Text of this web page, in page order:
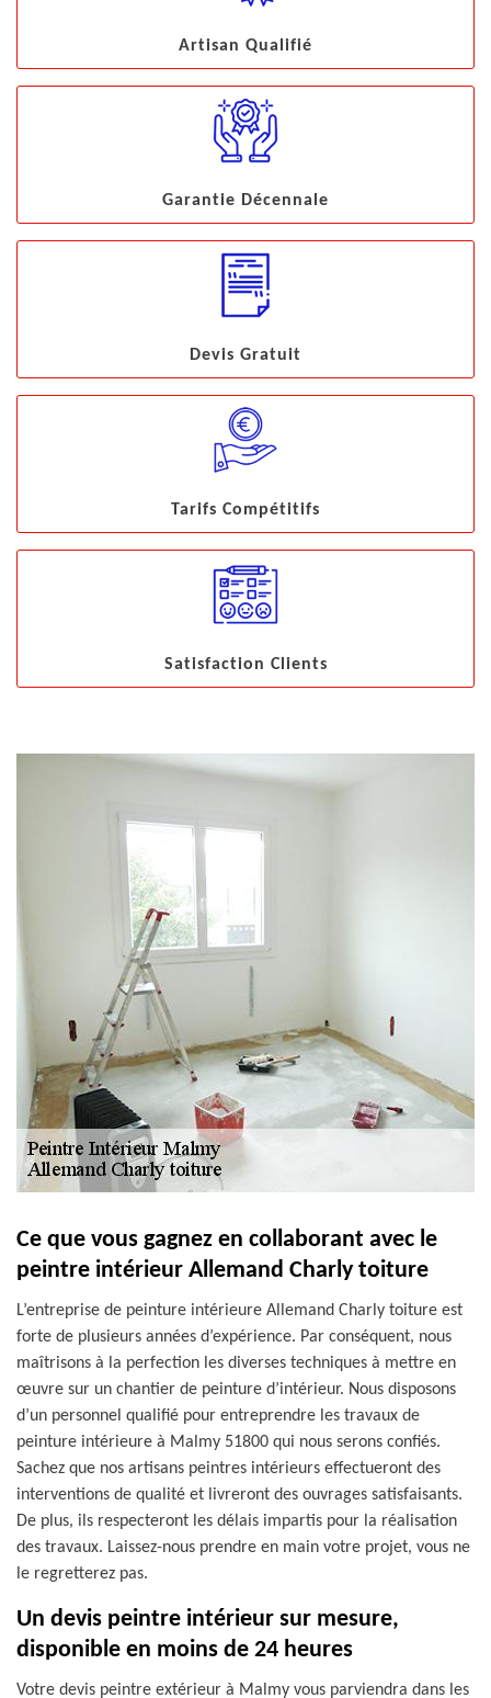
Artisan Qualifié
Garantie Décennale
Devis Gratuit
Tarifs Compétitifs
Satisfaction Clients
Ce que vous gagnez en collaborant avec le
peintre intérieur Allemand Charly toiture
L’entreprise de peinture intérieure Allemand Charly toiture est
forte de plusieurs années d’expérience. Par conséquent, nous
maîtrisons à la perfection les diverses techniques à mettre en
œuvre sur un chantier de peinture d’intérieur. Nous disposons
d’un personnel qualifié pour entreprendre les travaux de
peinture intérieure à Malmy 51800 qui nous serons confiés.
Sachez que nos artisans peintres intérieurs effectueront des
interventions de qualité et livreront des ouvrages satisfaisants.
De plus, ils respecteront les délais impartis pour la réalisation
des travaux. Laissez-nous prendre en main votre projet, vous ne
le regretterez pas.
Un devis peintre intérieur sur mesure,
disponible en moins de 24 heures
Votre devis peintre extérieur à Malmy vous parviendra dans les